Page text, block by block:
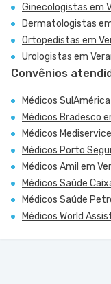
Ginecologistas em
Dermatologistas
Ortopedistas em
Urologistas em
Convênios
Médicos
Médicos Bradesco
Médicos
Médicos Porto
Médicos Amil em
Médicos Saúde
Médicos Saúde
Médicos World